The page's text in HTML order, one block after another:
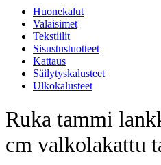
Huonekalut
Valaisimet
Tekstiilit
Sisustustuotteet
Kattaus
Säilytyskalusteet
Ulkokalusteet
Ruka tammi
cm valkolakattu